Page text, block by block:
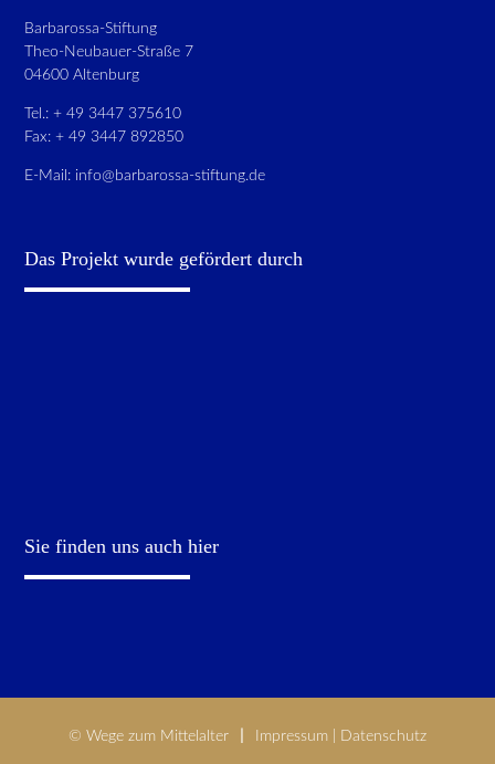
Barbarossa-Stiftung
Theo-Neubauer-Straße 7
04600 Altenburg
Tel.: + 49 3447 375610
Fax: + 49 3447 892850
E-Mail: info@barbarossa-stiftung.de
Das Projekt wurde gefördert durch
Sie finden uns auch hier
© Wege zum Mittelalter Impressum Datenschutz